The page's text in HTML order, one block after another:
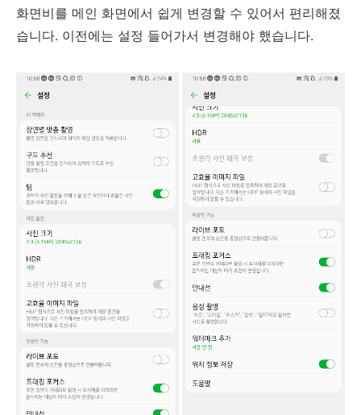
화면비를 메인 화면에서 쉽게 변경할 수 있어서 편리해졌
습니다. 이전에는 설정 들어가서 변경해야 했습니다.